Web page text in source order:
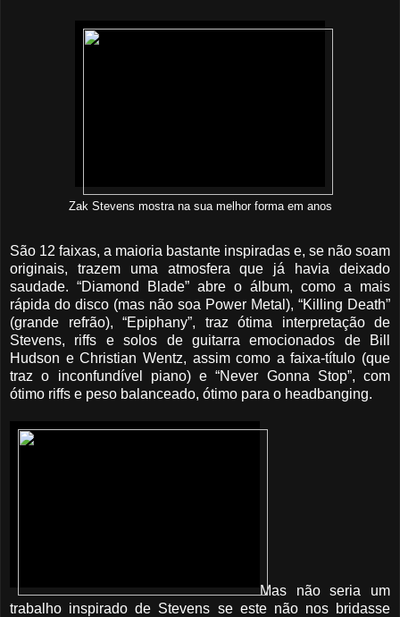
Zak Stevens mostra na sua melhor forma em anos
São 12 faixas, a maioria bastante inspiradas e, se não soam
originais, trazem uma atmosfera que já havia deixado
saudade. “Diamond Blade” abre o álbum, como a mais
rápida do disco (mas não soa Power Metal), “Killing Death”
(grande refrão), “Epiphany”, traz ótima interpretação de
Stevens, riffs e solos de guitarra emocionados de Bill
Hudson e Christian Wentz, assim como a faixa-título (que
traz o inconfundível piano) e “Never Gonna Stop”, com
ótimo riffs e peso balanceado, ótimo para o headbanging.
Mas não seria um
trabalho inspirado de Stevens se este não nos bridasse